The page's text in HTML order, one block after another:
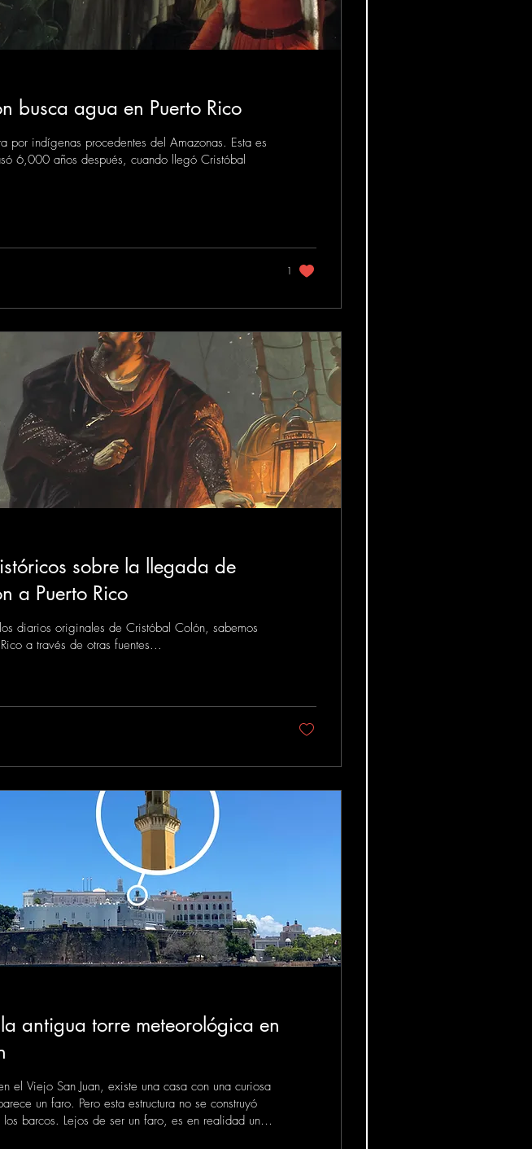
busca agua en Puerto Rico
por indígenas procedentes del Amazonas. Esta es
6,000 años después, cuando llegó Cristóbal
1
sobre la llegada de
a Puerto Rico
diarios originales de Cristóbal Colón, sabemos
a través de otras fuentes...
antigua torre meteorológica en
el Viejo San Juan, existe una casa con una curiosa
un faro. Pero esta estructura no se construyó
barcos. Lejos de ser un faro, es en realidad una